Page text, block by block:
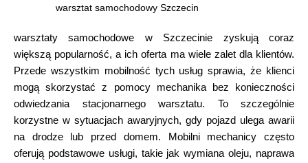
warsztat samochodowy Szczecin
warsztaty samochodowe w Szczecinie zyskują coraz
większą popularność, a ich oferta ma wiele zalet dla klientów.
Przede wszystkim mobilność tych usług sprawia, że klienci
mogą skorzystać z pomocy mechanika bez konieczności
odwiedzania stacjonarnego warsztatu. To szczególnie
korzystne w sytuacjach awaryjnych, gdy pojazd ulega awarii
na drodze lub przed domem. Mobilni mechanicy często
oferują podstawowe usługi, takie jak wymiana oleju, naprawa